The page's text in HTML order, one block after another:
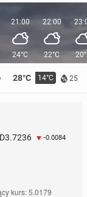
28°C 14°C 25
21:00
24°C
22:00
22°C
3.7236 -0.0084